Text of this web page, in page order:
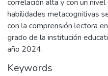
correlación alta y con un
habilidades metacognitivas
con la comprensión lectora
grado de la institución
año 2024.
Keywords